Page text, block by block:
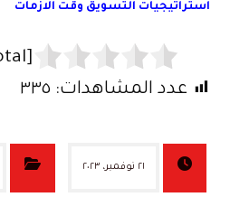
استراتيجيات التسويق وقت الازمات
[Total:
عدد المشاهدات: ٣٣٥
٢١ نوفمبر، ٢٠٢٣